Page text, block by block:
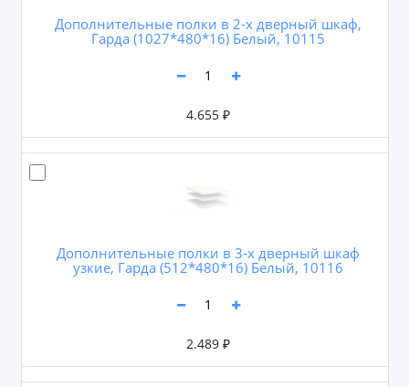
Дополнительные полки в 2-х дверный шкаф,
Гарда (1027*480*16) Белый, 10115
4.655 ₽
Дополнительные полки в 3-х дверный шкаф
узкие, Гарда (512*480*16) Белый, 10116
2.489 ₽